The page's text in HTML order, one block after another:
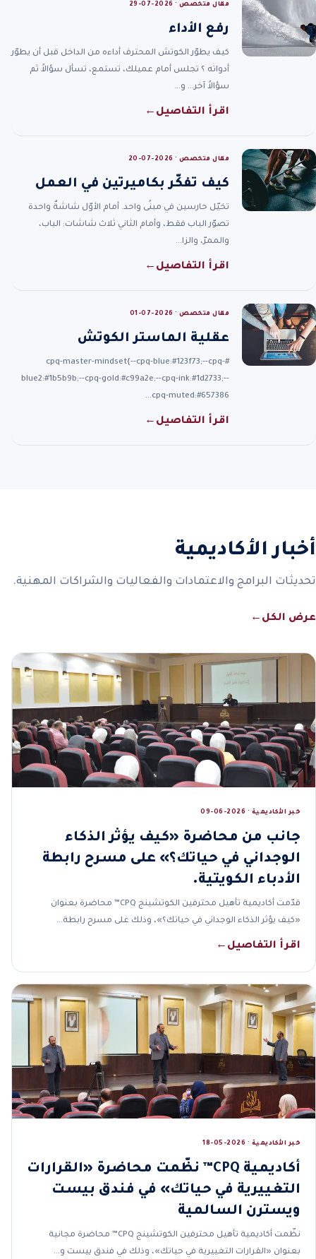
مقال متخصص · 2026-07-29
رفع الأداء
كيف يطوّر الكوتش المحترف أداءه من الداخل قبل أن يطوّر
أدواته ؟ تجلس أمام عميلك، تستمع، تسأل سؤالاً ثم
سؤالاً آخر… و…
اقرأ التفاصيل ←
مقال متخصص · 2026-07-20
كيف تفكّر بكاميرتين في العمل
تخيّل حارسين في مبنًى واحد. أمام الأوّل شاشةٌ واحدة
تصوّر الباب فقط، وأمام الثاني ثلاث شاشات: الباب،
والممرّ، والزا…
اقرأ التفاصيل ←
مقال متخصص · 2026-07-01
عقلية الماستر الكوتش
#cpq-master-mindset{--cpq-blue:#123f73;--cpq-
blue2:#1b5b9b;--cpq-gold:#c99a2e;--cpq-ink:#1d2733;--
cpq-muted:#657386…
اقرأ التفاصيل ←
أخبار الأكاديمية
تحديثات البرامج والاعتمادات والفعاليات والشراكات المهنية.
عرض الكل ←
خبر الأكاديمية · 2026-06-09
جانب من محاضرة «كيف يؤثر الذكاء
الوجداني في حياتك؟» على مسرح رابطة
الأدباء الكويتية.
قدّمت أكاديمية تأهيل محترفين الكوتشينج CPQ™ محاضرة بعنوان
«كيف يؤثر الذكاء الوجداني في حياتك؟»، وذلك على مسرح رابطة…
اقرأ التفاصيل ←
خبر الأكاديمية · 2026-05-18
أكاديمية CPQ™ نظّمت محاضرة «القرارات
التغييرية في حياتك» في فندق بيست
ويسترن السالمية
نظّمت أكاديمية تأهيل محترفين الكوتشينج CPQ™ محاضرة مجانية
بعنوان «القرارات التغييرية في حياتك»، وذلك في فندق بيست و…